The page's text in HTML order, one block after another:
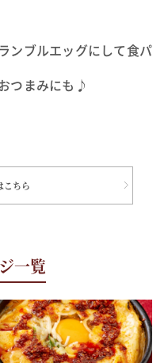
ンブルエッグにして食パ
つまみにも♪
こちら
一覧